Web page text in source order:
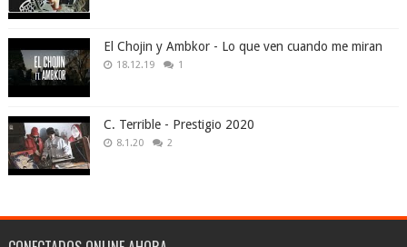
El Chojin y Ambkor - Lo que ven cuando me miran
18.12.19 1
C. Terrible - Prestigio 2020
8.1.20 2